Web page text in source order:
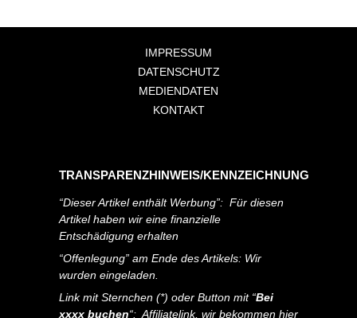
IMPRESSUM
DATENSCHUTZ
MEDIENDATEN
KONTAKT
TRANSPARENZHINWEIS/KENNZEICHNUNG
“Dieser Artikel enthält Werbung”: Für diesen
Artikel haben wir eine finanzielle
Entschädigung erhalten
“Offenlegung” am Ende des Artikels: Wir
wurden eingeladen.
Link mit Sternchen (*) oder Button mit “Bei
xxxx buchen“: Affiliatelink, wir bekommen hier